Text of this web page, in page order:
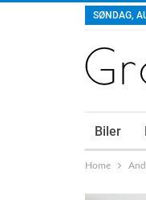
SØNDAG,
Biler
Home